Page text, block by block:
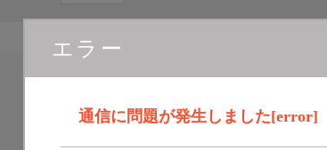
エラー
通信に問題が発生しました[error]